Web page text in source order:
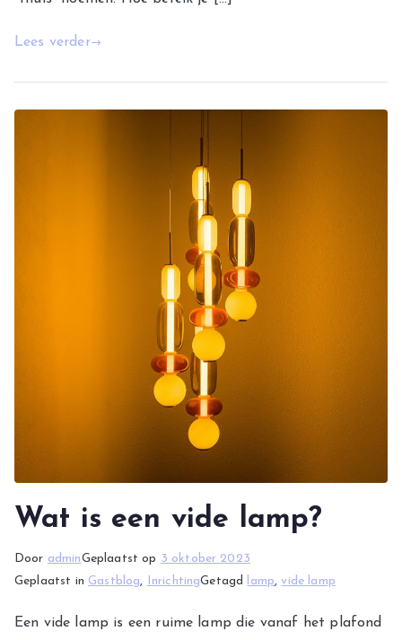
Lees verder
Wat is een vide lamp?
Door adminGeplaatst op 3 oktober 2023
Geplaatst in Gastblog, InrichtingGetagd lamp,vide lamp
Een vide lamp is een ruime lamp die vanaf het plafond